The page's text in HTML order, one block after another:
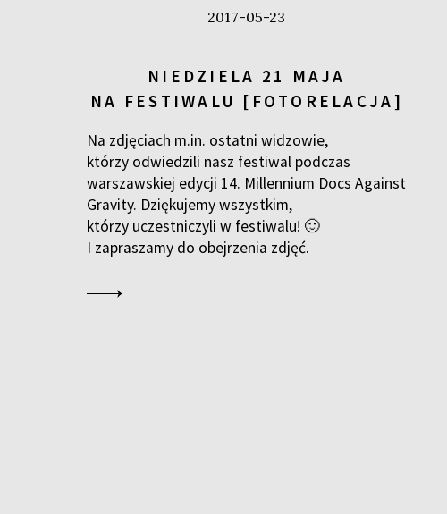
2017-05-23
NIEDZIELA 21 MAJA
NA FESTIWALU [FOTORELACJA]
Na zdjęciach m.in. ostatni widzowie,
którzy odwiedzili nasz festiwal podczas
warszawskiej edycji 14. Millennium Docs Against
Gravity. Dziękujemy wszystkim,
którzy uczestniczyli w festiwalu! 🙂
I zapraszamy do obejrzenia zdjęć.